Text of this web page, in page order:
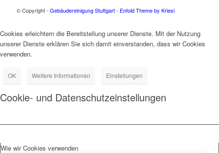
© Copyright - Gebäudereinigung Stuttgart- Enfold Theme by Kriesi
Cookies erleichtern die Bereitstellung unserer Dienste. Mit der Nutzung
unserer Dienste erklären Sie sich damit einverstanden, dass wir Cookies
verwenden.
OK Weitere Informationen Einstellungen
Cookie- und Datenschutzeinstellungen
Wie wir Cookies verwenden